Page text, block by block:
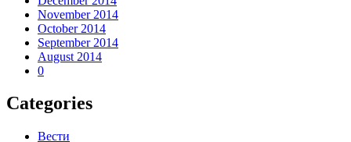
November 2014
October 2014
September 2014
August 2014
0
Categories
Вести